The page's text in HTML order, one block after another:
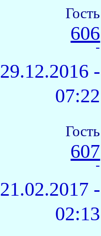
Гость
606
-
29.12.2016 -
07:22
Гость
607
-
21.02.2017 -
02:13